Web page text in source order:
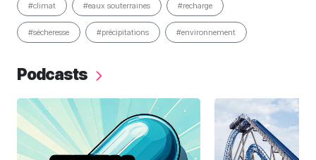
#climat #eaux souterraines #recharge
#sécheresse #précipitations #environnement
Podcasts